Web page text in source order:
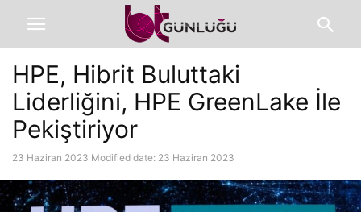
HPE, Hibrit Buluttaki
Liderliğini, HPE GreenLake İle
Pekiştiriyor
23 Haziran 2023 Modified date: 23 Haziran 2023